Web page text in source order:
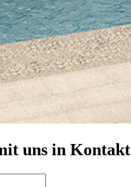
uns in Kontakt